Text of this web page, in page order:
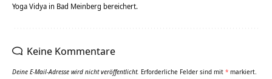
Yoga Vidya in Bad Meinberg bereichert.
Keine Kommentare
Deine E-Mail-Adresse wird nicht veröffentlicht. Erforderliche Felder sind mit * markiert.